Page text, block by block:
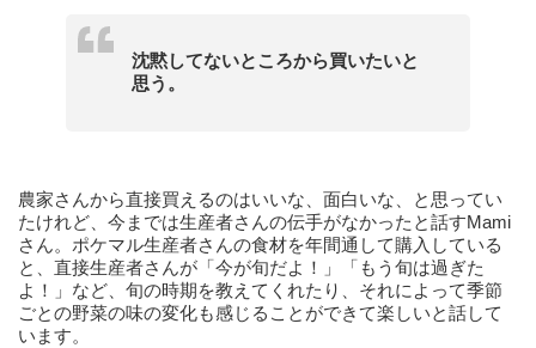
沈黙してないところから買いたいと
思う。
農家さんから直接買えるのはいいな、面白いな、と思ってい
たけれど、今までは生産者さんの伝手がなかったと話すMami
さん。ポケマル生産者さんの食材を年間通して購入している
と、直接生産者さんが「今が旬だよ！」「もう旬は過ぎた
よ！」など、旬の時期を教えてくれたり、それによって季節
ごとの野菜の味の変化も感じることができて楽しいと話して
います。